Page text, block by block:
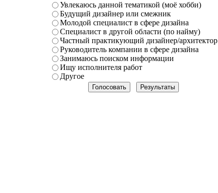
Увлекаюсь данной тематикой (моё хобби)
Будущий дизайнер или смежник
Молодой специалист в сфере дизайна
Специалист в другой области (по найму)
Частный практикующий дизайнер/архитектор
Руководитель компании в сфере дизайна
Занимаюсь поиском информации
Ищу исполнителя работ
Другое